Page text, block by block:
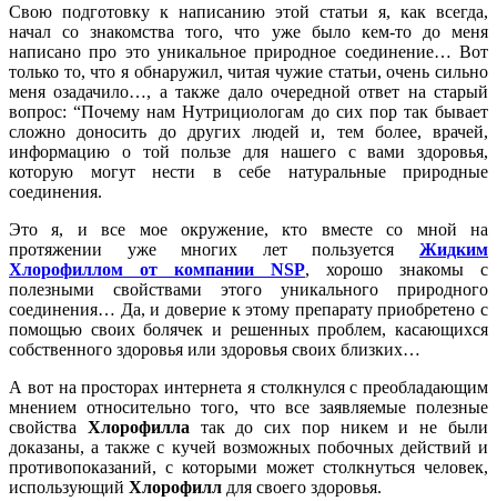
Свою подготовку к написанию этой статьи я, как всегда,
начал со знакомства того, что уже было кем-тодо меня
написано про это уникальное природное соединение… Вот
только то, что я обнаружил, читая чужие статьи, очень сильно
меня озадачило…, а также дало очередной ответ на старый
вопрос: “Почему нам Нутрициологам до сих пор так бывает
сложно доносить до других людей и, тем более, врачей,
информацию о той пользе для нашего с вами здоровья,
которую могут нести в себе натуральные природные
соединения.
Это я, и все мое окружение, кто вместе со мной на
протяжении уже многих лет пользуется Жидким
Хлорофиллом от компании
NSP, хорошо знакомы с
полезными свойствами этого уникального природного
соединения… Да, и доверие к этому препарату приобретено с
помощью своих болячек и решенных проблем, касающихся
собственного здоровья или здоровья своих близких…
А вот на просторах интернета я столкнулся с преобладающим
мнением относительно того, что все заявляемые полезные
свойства Хлорофилла так до сих пор никем и не были
доказаны, а также с кучей возможных побочных действий и
противопоказаний, с которыми может столкнуться человек,
использующий Хлорофилл для своего здоровья.